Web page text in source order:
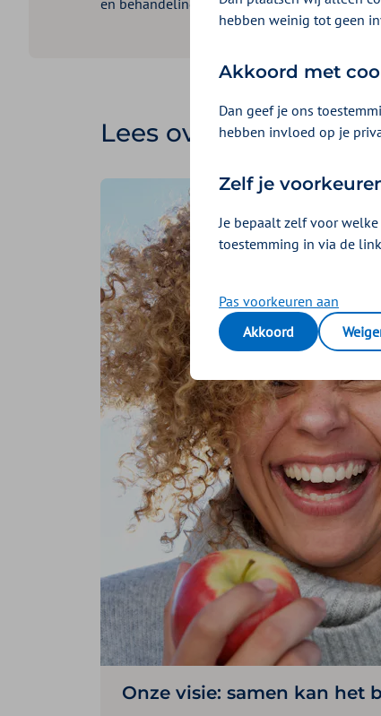
Lees over onze visie
Onze visie: samen kan het
hebben weinig tot geen
Akkoord met
Dan geef je ons
hebben invloed op je
Zelf je
Je bepaalt zelf voor
toestemming in via de
Pas voorkeuren aan
Akkoord